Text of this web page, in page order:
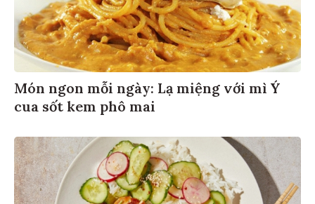
Món ngon mỗi ngày: Lạ miệng với mì Ý
cua sốt kem phô mai